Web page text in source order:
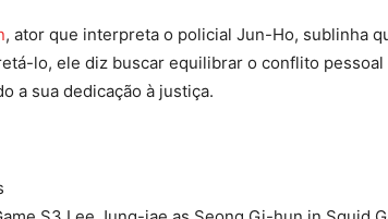
, ator que interpreta o policial Jun-Ho, sublinha
lo, ele diz buscar equilibrar o conflito
a sua dedicação à justiça.